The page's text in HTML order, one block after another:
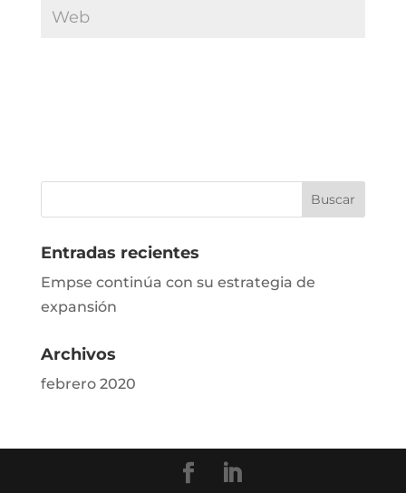
Entradas recientes
Empse continúa con su estrategia de
expansión
Archivos
febrero 2020